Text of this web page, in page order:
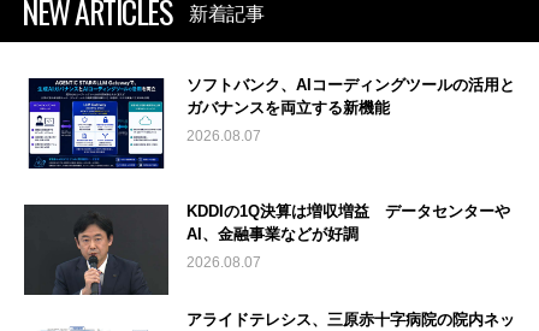
NEW ARTICLES 新着記事
ソフトバンク、AIコーディングツールの活用と
ガバナンスを両立する新機能
2026.08.07
KDDIの1Q決算は増収増益 データセンターや
AI、金融事業などが好調
2026.08.07
アライドテレシス、三原赤十字病院の院内ネッ